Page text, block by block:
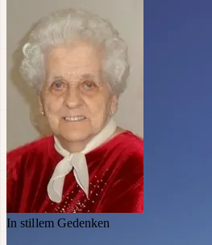
In stillem Gedenken